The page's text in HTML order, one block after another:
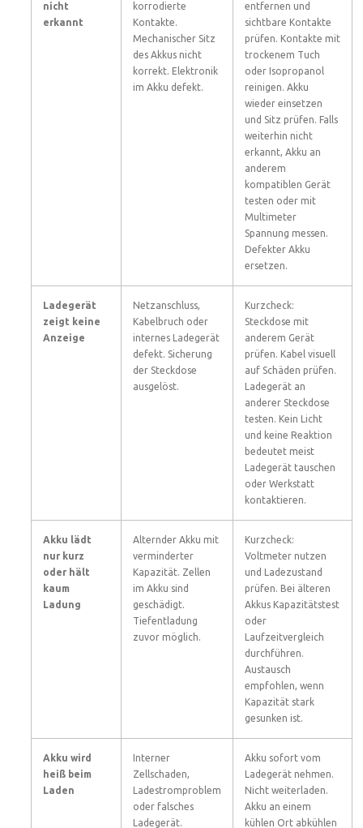
nicht
erkannt
korrodierte
Kontakte.
Mechanischer Sitz
des Akkus nicht
korrekt. Elektronik
im Akku defekt.
entfernen und
sichtbare Kontakte
prüfen. Kontakte mit
trockenem Tuch
oder Isopropanol
reinigen. Akku
wieder einsetzen
und Sitz prüfen. Falls
weiterhin nicht
erkannt, Akku an
anderem
kompatiblen Gerät
testen oder mit
Multimeter
Spannung messen.
Defekter Akku
ersetzen.
Ladegerät
zeigt keine
Anzeige
Netzanschluss,
Kabelbruch oder
internes Ladegerät
defekt. Sicherung
der Steckdose
ausgelöst.
Kurzcheck:
Steckdose mit
anderem Gerät
prüfen. Kabel visuell
auf Schäden prüfen.
Ladegerät an
anderer Steckdose
testen. Kein Licht
und keine Reaktion
bedeutet meist
Ladegerät tauschen
oder Werkstatt
kontaktieren.
Akku lädt
nur kurz
oder hält
kaum
Ladung
Alternder Akku mit
verminderter
Kapazität. Zellen
im Akku sind
geschädigt.
Tiefentladung
zuvor möglich.
Kurzcheck:
Voltmeter nutzen
und Ladezustand
prüfen. Bei älteren
Akkus Kapazitätstest
oder
Laufzeitvergleich
durchführen.
Austausch
empfohlen, wenn
Kapazität stark
gesunken ist.
Akku wird
heiß beim
Laden
Interner
Zellschaden,
Ladestromproblem
oder falsches
Ladegerät.
Akku sofort vom
Ladegerät nehmen.
Nicht weiterladen.
Akku an einem
kühlen Ort abkühlen